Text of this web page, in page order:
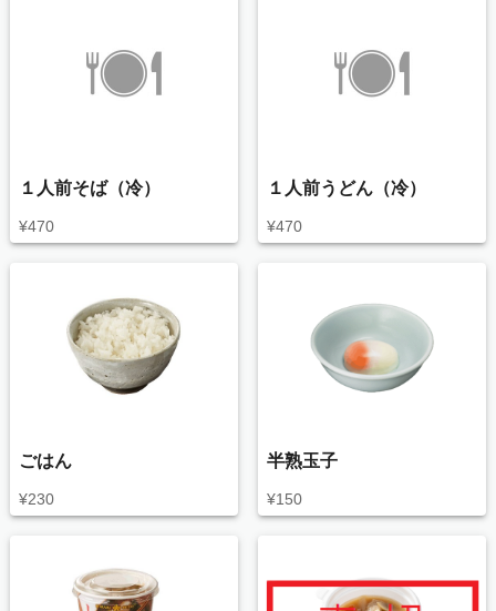
１人前そば（冷）
¥470
１人前うどん（冷）
¥470
ごはん
¥230
半熟玉子
¥150